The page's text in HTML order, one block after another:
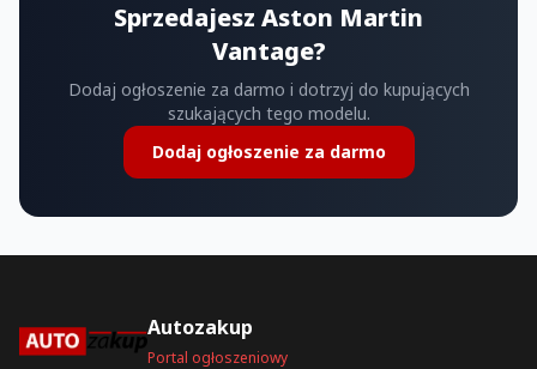
Sprzedajesz Aston Martin
Vantage?
Dodaj ogłoszenie za darmo i dotrzyj do kupujących
szukających tego modelu.
Dodaj ogłoszenie za darmo
Autozakup
Portal ogłoszeniowy